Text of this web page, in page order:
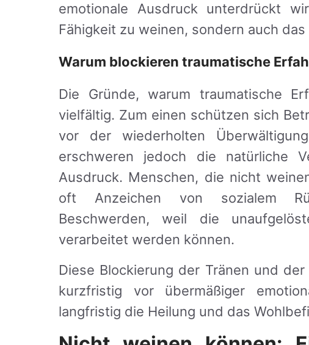
emotionale Ausdruck unterdrückt
Fähigkeit zu weinen, sondern auch
Warum blockieren traumatische
Die Gründe, warum traumatische
vielfältig. Zum einen schützen sich
vor der wiederholten
erschweren jedoch die natürliche
Ausdruck. Menschen, die nicht
oft Anzeichen von sozialem
Beschwerden, weil die
verarbeitet werden können.
Diese Blockierung der Tränen und
kurzfristig vor übermäßiger
langfristig die Heilung und das